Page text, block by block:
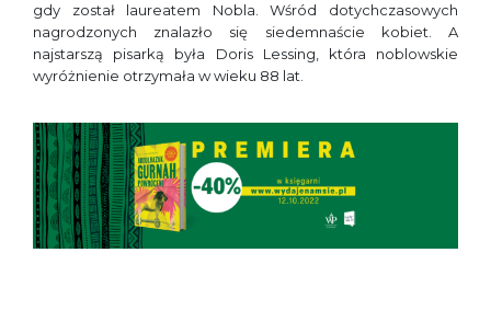
gdy został laureatem Nobla. Wśród dotychczasowych
nagrodzonych znalazło się siedemnaście kobiet. A
najstarszą pisarką była Doris Lessing, która noblowskie
wyróżnienie otrzymała w wieku 88 lat.